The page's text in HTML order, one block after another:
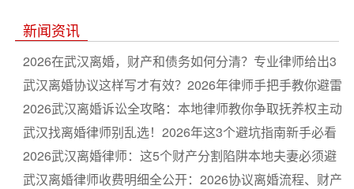
新闻资讯
2026在武汉离婚，财产和债务如何分清？专业律师给出3
个关键步骤
武汉离婚协议这样写才有效？2026年律师手把手教你避雷
2026武汉离婚诉讼全攻略：本地律师教你争取抚养权主动
权
武汉找离婚律师别乱选！2026年这3个避坑指南新手必看
2026武汉离婚律师：这5个财产分割陷阱本地夫妻必须避
开
武汉离婚律师收费明细全公开：2026协议离婚流程、财产